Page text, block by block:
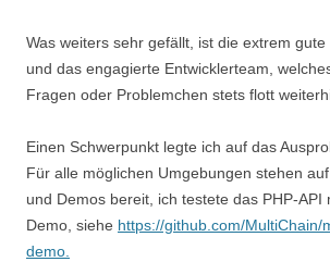
Was weiters sehr gefällt, ist die extrem
und das engagierte Entwicklerteam,
Fragen oder Problemchen stets flott
Einen Schwerpunkt legte ich auf das
Für alle möglichen Umgebungen stehen
und Demos bereit, ich testete das PHP-API
Demo, siehe https://github.com/MultiChain/
demo.